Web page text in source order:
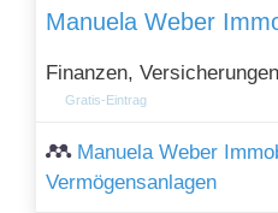
Finanzen,
Gratis-Eintrag
Manuela Weber
Vermögensanlagen